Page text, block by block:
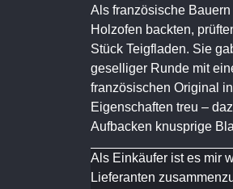
Als französische
Holzofen backten,
Stück Teigfladen. Sie
geselliger Runde mit
französischen Original
Eigenschaften treu –
Aufbacken knusprige
Als Einkäufer ist es mir
Lieferanten